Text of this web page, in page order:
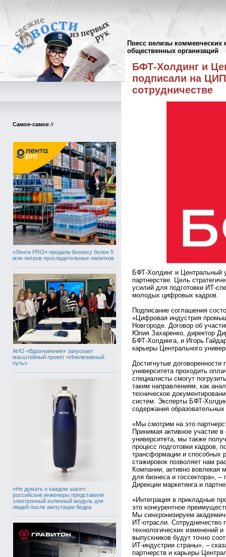
Пресс релизы коммерческих
общественных организаций
Самое-самое //
«Лента PRO» продала бизнесу более 5
млн литров прохладительных напитков
АНО «Вдохновение» запускает
масштабный проект «Инклюзивный
путь»
«Не думать о каждом шаге»:
российские инженеры представили
электронный коленный модуль для
людей после ампутации бедра
Пресс-релизы//
БФТ-Холдинг и
подписали на
сотрудничестве
БФТ-Холдинг и Центральный
партнерстве. Цель
усилий для подготовки ИТ-
молодых цифровых кадров.
Подписание соглашения
«Цифровая индустрия
Новгороде. Договор об
Юлия Захаренко, директор
БФТ-Холдинга, и Игорь
карьеры Центрального
Достигнутые
университета проходить
специалисты смогут
таким направлениям, как
техническое
систем. Эксперты БФТ-
содержания
«Мы смотрим на это
Принимая активное участие
университета, мы также
процесс подготовки кадров,
трансформации и способных
стажировок позволяет нам
Компании, активно вовлекая
для бизнеса и госсектора»,
Дирекции маркетинга и
«Интеграция в прикладные
это конкурентное
Мы синхронизируем
ИТ-отрасли. Сотрудничество
технологических изменений
выпускников будут точно
ИТ-индустрии страны», –
партнерств и карьеры